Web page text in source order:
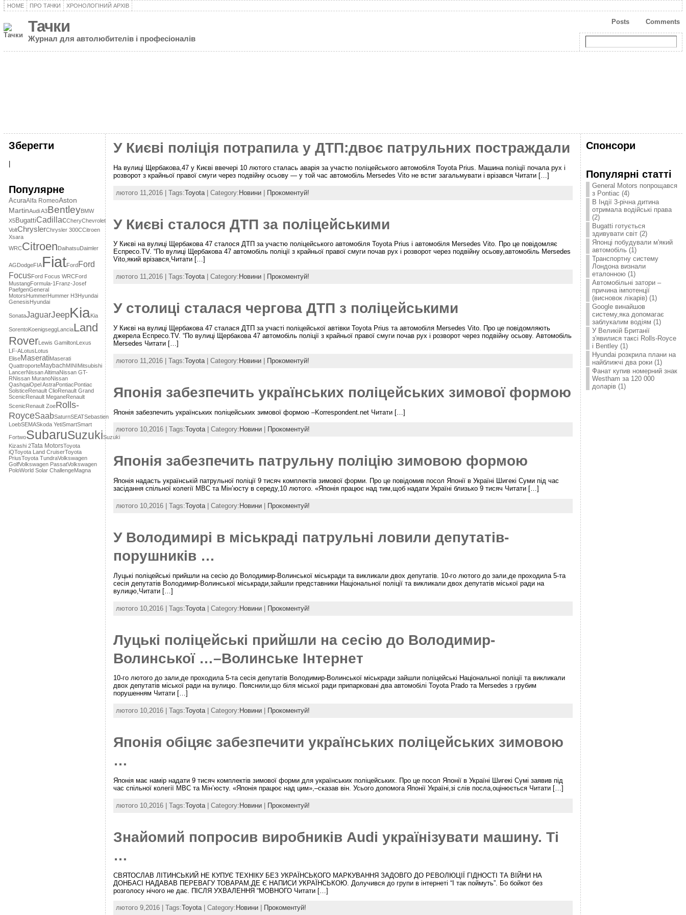
HOME ПРО ТАЧКИ ХРОНОЛОГІНИЙ АРХІВ
Тачки
Журнал для автолюбителів і професіоналів
Comments
Posts
Зберегти
Популярне
AcuraAlfa RomeoAston
MartinAudi A3BentleyBMW
X5BugattiCadillacCheryChevrolet
VoltChryslerChrysler 300CCitroen
Xsara
WRCCitroеnDaihatsuDaimler
AGDodgeFIAFiatFordFord
FocusFord Focus WRCFord
MustangFormula-1 Franz-Josef
PaefgenGeneral
MotorsHummerHummer H3Hyundai
GenesisHyundai
SonataJaguarJeepKiaKia
SorentoKoenigseggLanciaLand
RoverLewis GamiltonLexus
LF-ALotusLotus
EliseMaseratiMaserati
QuattroporteMaybachMINIMitsubishi
LancerNissan AltimaNissan GT-
RNissan MuranoNissan
QashqaiOpel AstraPontiacPontiac
SolsticeRenault ClioRenault Grand
ScenicRenault MeganeRenault
ScenicRenault ZoeRolls-
RoyceSaabSaturnSEATSebastien
LoebSEMASkoda YetiSmartSmart
FortwoSubaruSuzukiSuzuki
Kizashi 2Tata MotorsToyota
iQToyota Land CruiserToyota
PriusToyota TundraVolkswagen
GolfVolkswagen PassatVolkswagen
PoloWorld Solar ChallengeМagna
У Києві поліція потрапила у ДТП:двоє патрульних постраждали
На вулиці Щербакова,47 у Києві ввечері 10 лютого сталась аварія за участю поліцейського автомобіля Toyota Prius. Машина поліції почала рух і
розворот з крайньої правої смуги через подвійну осьову — у той час автомобіль Mersedes Vito не встиг загальмувати і врізався Читати […]
лютого 11,2016 | Tags:Toyota| Category:Новини| Прокоментуй!
У Києві сталося ДТП за поліцейськими
У Києві на вулиці Щербакова 47 сталося ДТП за участю поліцейського автомобіля Toyota Prius і автомобіля Mersedes Vito. Про це повідомляє
Еспресо.TV. “По вулиці Щербакова 47 автомобіль поліції з крайньої правої смуги почав рух і розворот через подвійну осьову,автомобіль Mersedes
Vito,який врізався,Читати […]
лютого 11,2016 | Tags:Toyota| Category: Новини| Прокоментуй!
У столиці сталася чергова ДТП з поліцейськими
У Києві на вулиці Щербакова 47 сталася ДТП за участі поліцейської автівки Toyota Prius та автомобіля Mersedes Vito. Про це повідомляють
джерела Еспресо.TV. “По вулиці Щербакова 47 автомобіль поліції з крайньої правої смуги почав рух і розворот через подвійну осьову. Автомобіль
Mersedes Читати […]
лютого 11,2016 | Tags:Toyota| Category: Новини| Прокоментуй!
Японія забезпечить українських поліцейських зимової формою
Японія забезпечить українських поліцейських зимової формою –Korrespondent.net Читати […]
лютого 10,2016 | Tags:Toyota| Category: Новини| Прокоментуй!
Японія забезпечить патрульну поліцію зимовою формою
Японія надасть українській патрульної поліції 9 тисяч комплектів зимової форми. Про це повідомив посол Японії в Україні Шигекі Суми під час
засідання спільної колегії МВС та Мін’юсту в середу,10 лютого. «Японія працює над тим,щоб надати Україні близько 9 тисяч Читати […]
лютого 10,2016 | Tags:Toyota| Category: Новини| Прокоментуй!
У Володимирі в міськраді патрульні ловили депутатів-
порушників …
Луцькі поліцейські прийшли на сесію до Володимир-Волинської міськради та викликали двох депутатів. 10-го лютого до зали,де проходила 5-та
сесія депутатів Володимир-Волинської міськради,зайшли представники Національної поліції та викликали двох депутатів міської ради на
вулицю,Читати […]
лютого 10,2016 | Tags:Toyota| Category:Новини| Прокоментуй!
Луцькі поліцейські прийшли на сесію до Володимир-
Волинської …–Волинське Інтернет
10-го лютого до зали,де проходила 5-та сесія депутатів Володимир-Волинської міськради зайшли поліцейські Національної поліції та викликали
двох депутатів міської ради на вулицю. Пояснили,що біля міської ради припарковані два автомобілі Toyota Prado та Mersedes з грубим
порушенням Читати […]
лютого 10,2016 | Tags:Toyota| Category: Новини| Прокоментуй!
Японія обіцяє забезпечити українських поліцейських зимовою
…
Японія має намір надати 9 тисяч комплектів зимової форми для українських поліцейських. Про це посол Японії в Україні Шигекі Сумі заявив під
час спільної колегії МВС та Мін’юсту. «Японія працює над цим»,–сказав він. Усього допомога Японії Україні,зі слів посла,оцінюється Читати […]
лютого 10,2016 | Tags:Toyota| Category: Новини| Прокоментуй!
Знайомий попросив виробників Audi українізувати машину. Ті
…
СВЯТОСЛАВ ЛІТИНСЬКИЙ НЕ КУПУЄ ТЕХНІКУ БЕЗ УКРАЇНСЬКОГО МАРКУВАННЯ ЗАДОВГО ДО РЕВОЛЮЦІЇ ГІДНОСТІ ТА ВІЙНИ НА
ДОНБАСІ НАДАВАВ ПЕРЕВАГУ ТОВАРАМ,ДЕ Є НАПИСИ УКРАЇНСЬКОЮ. Долучився до групи в інтернеті “І так поймуть”. Бо бойкот без
розголосу нічого не дає. ПІСЛЯ УХВАЛЕННЯ “МОВНОГО Читати […]
лютого 9,2016 | Tags:Toyota| Category: Новини| Прокоментуй!
Спонсори
Популярні статті
General Motors попрощався
з Pontiac (4)
В Індії 3-річна дитина
отримала водійські права
(2)
Bugatti готується
здивувати світ (2)
Японці побудували м'який
автомобіль (1)
Транспортну систему
Лондона визнали
еталонною (1)
Автомобільні затори –
причина імпотенції
(висновок лікарів) (1)
Google винайшов
систему,яка допомагає
заблукалим водіям (1)
У Великій Британії
з'явилися таксі Rolls-Royce
і Bentley (1)
Hyundai розкрила плани на
найближчі два роки (1)
Фанат купив номерний знак
Westham за 120 000
доларів (1)